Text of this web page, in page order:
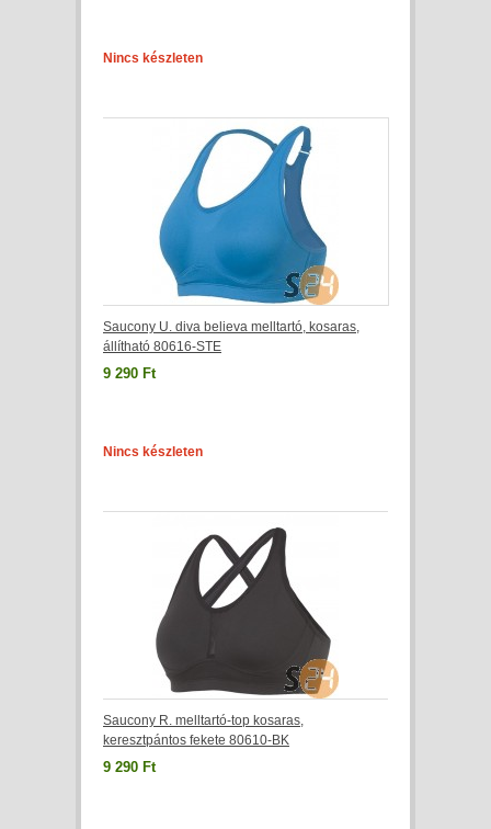
Nincs készleten
Saucony U. diva believa melltartó, kosaras,
állítható 80616-STE
9 290 Ft
Nincs készleten
Saucony R. melltartó-top kosaras,
keresztpántos fekete 80610-BK
9 290 Ft